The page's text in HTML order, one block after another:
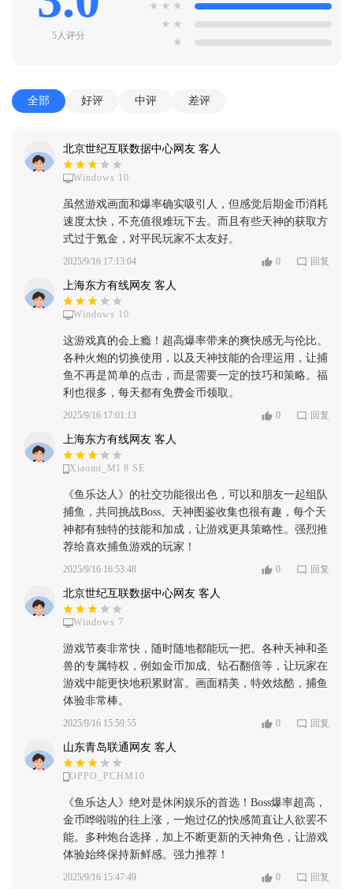
5人评分
★ ★ ★
★ ★
★
全部 好评 中评 差评
北京世纪互联数据中心网友 客人
Windows 10
虽然游戏画面和爆率确实吸引人，但感觉后期金币消耗
速度太快，不充值很难玩下去。而且有些天神的获取方
式过于氪金，对平民玩家不太友好。
2025/9/16 17:13:04 0 回复
上海东方有线网友 客人
Windows 10
这游戏真的会上瘾！超高爆率带来的爽快感无与伦比。
各种火炮的切换使用，以及天神技能的合理运用，让捕
鱼不再是简单的点击，而是需要一定的技巧和策略。福
利也很多，每天都有免费金币领取。
2025/9/16 17:01:13 0 回复
上海东方有线网友 客人
Xiaomi_MI 8 SE
《鱼乐达人》的社交功能很出色，可以和朋友一起组队
捕鱼，共同挑战Boss。天神图鉴收集也很有趣，每个天
神都有独特的技能和加成，让游戏更具策略性。强烈推
荐给喜欢捕鱼游戏的玩家！
2025/9/16 16:53:48 0 回复
北京世纪互联数据中心网友 客人
Windows 7
游戏节奏非常快，随时随地都能玩一把。各种天神和圣
兽的专属特权，例如金币加成、钻石翻倍等，让玩家在
游戏中能更快地积累财富。画面精美，特效炫酷，捕鱼
体验非常棒。
2025/9/16 15:59:55 0 回复
山东青岛联通网友 客人
OPPO_PCHM10
《鱼乐达人》绝对是休闲娱乐的首选！Boss爆率超高，
金币哗啦啦的往上涨，一炮过亿的快感简直让人欲罢不
能。多种炮台选择，加上不断更新的天神角色，让游戏
体验始终保持新鲜感。强力推荐！
2025/9/16 15:47:49 0 回复